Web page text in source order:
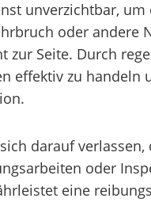
unverzichtbar,
oder
Seite. Durch
effektiv zu
darauf
oder
eine